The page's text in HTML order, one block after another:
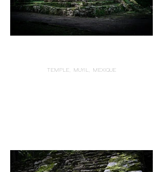
TEMPLE, MUYIL, MEXIQUE